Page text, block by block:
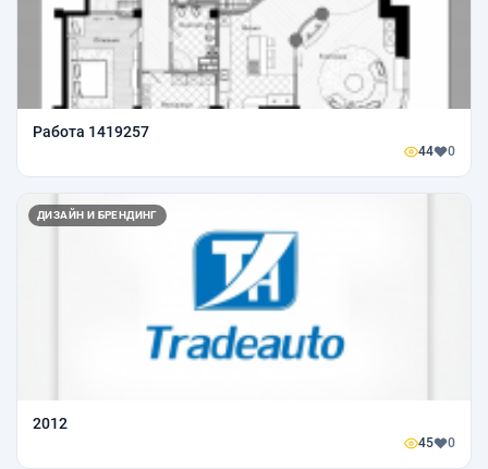
Работа 1419257
44 0
ДИЗАЙН И БРЕНДИНГ
2012
45 0